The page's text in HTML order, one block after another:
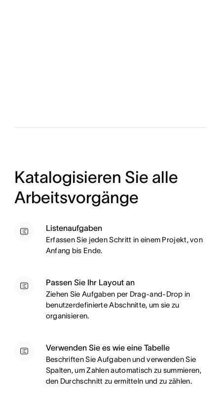
Katalogisieren Sie alle
Arbeitsvorgänge
Listenaufgaben
Erfassen Sie jeden Schritt in einem Projekt, von
Anfang bis Ende.
Passen Sie Ihr Layout an
Ziehen Sie Aufgaben per Drag-and-Drop in
benutzerdefinierte Abschnitte, um sie zu
organisieren.
Verwenden Sie es wie eine Tabelle
Beschriften Sie Aufgaben und verwenden Sie
Spalten, um Zahlen automatisch zu summieren,
den Durchschnitt zu ermitteln und zu zählen.